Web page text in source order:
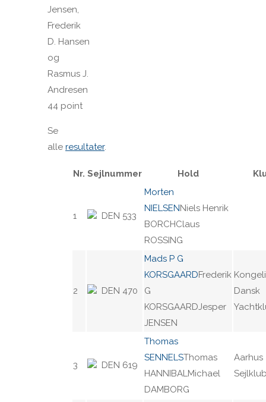
Jensen,
Frederik
D. Hansen
og
Rasmus J.
Andresen
44 point
Se
alle resultater.
Nr. Sejlnummer Hold
1 DEN 533
Morten
NIELSENNiels Henrik
BORCHClaus
ROSSING
2 DEN 470
Mads P G
KORSGAARDFrederik
G
KORSGAARDJesper
JENSEN
Dansk
3 DEN 619
Thomas
SENNELSThomas
HANNIBALMichael
DAMBORG
Aarhus